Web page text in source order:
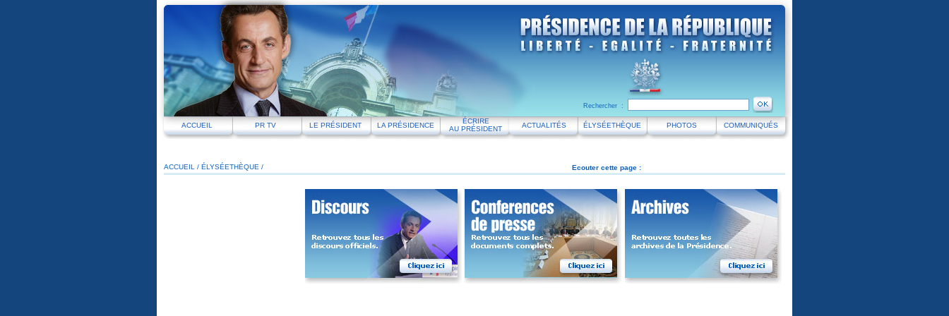
Rechercher :
ACCUEIL PR TV LE PRÉSIDENT LA PRÉSIDENCE
ÉCRIRE
AU PRÉSIDENT
ACTUALITÉS ÉLYSÉETHÈQUE PHOTOS COMMUNIQUÉS
ACCUEIL / ÉLYSÉETHÈQUE / Ecouter cette page :